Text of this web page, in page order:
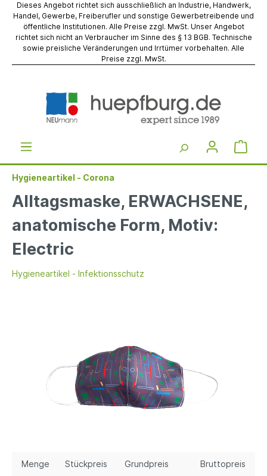
Dieses Angebot richtet sich ausschließlich an Industrie, Handwerk,
Handel, Gewerbe, Freiberufler und sonstige Gewerbetreibende und
öffentliche Institutionen. Alle Preise zzgl. MwSt. Unser Angebot
richtet sich nicht an Verbraucher im Sinne des § 13 BGB. Technische
sowie preisliche Veränderungen und Irrtümer vorbehalten. Alle
Preise zzgl. MwSt.
Hygieneartikel - Corona
Alltagsmaske, ERWACHSENE,
anatomische Form, Motiv:
Electric
Hygieneartikel - Infektionsschutz
Menge Stückpreis Grundpreis Bruttopreis